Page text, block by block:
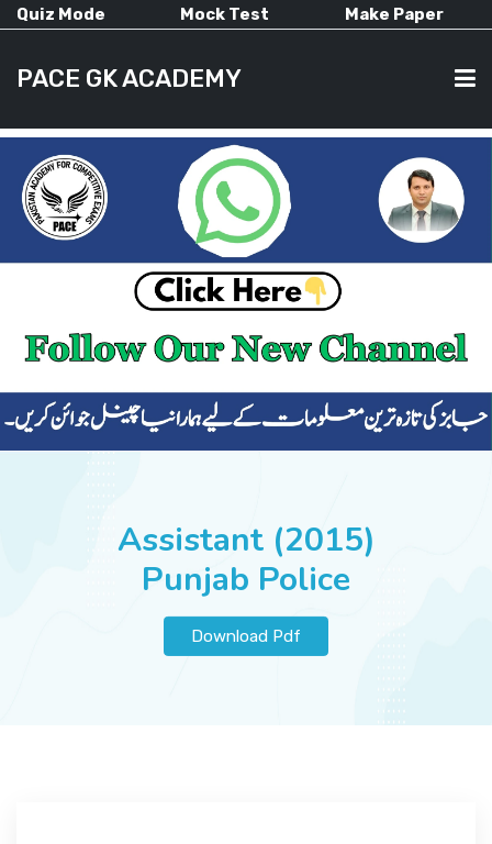
Quiz Mode Mock Test Make Paper
PACE GK ACADEMY
HOME
CURRENT AFFAIRS
ALL-SUBJECTS
Assistant (2015)
Punjab Police
Download Pdf